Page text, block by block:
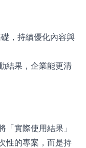
，持續優化內容與
結果，企業能更清
「實際使用結果」
性的專案，而是持